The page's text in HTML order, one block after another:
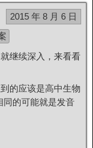
2015 年 8 月 6 日
继续深入，来看看
的应该是高中生物
同的可能就是发音